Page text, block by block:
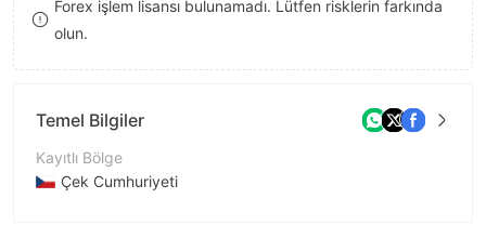
Forex işlem lisansı bulunamadı. Lütfen risklerin farkında
olun.
Temel Bilgiler
Kayıtlı Bölge
Çek Cumhuriyeti